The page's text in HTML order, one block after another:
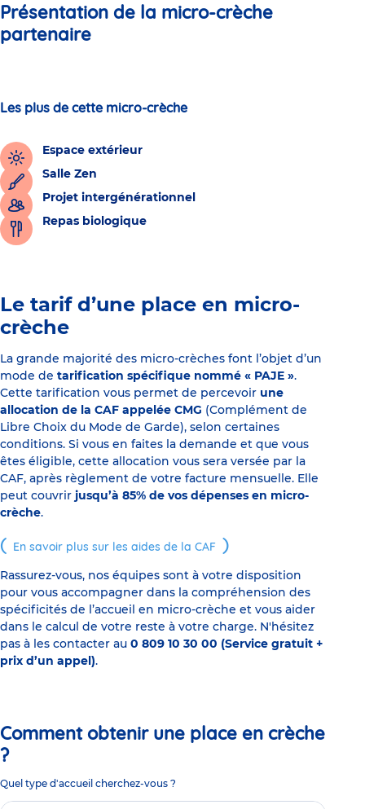
Présentation de la micro-crèche
partenaire
Les plus de cette micro-crèche
Espace extérieur
Salle Zen
Projet intergénérationnel
Repas biologique
Le tarif d’une place en micro-
crèche
La grande majorité des micro-crèches font l’objet d’un
mode de tarification spécifique nommé « PAJE ».
Cette tarification vous permet de percevoir une
allocation de la CAF appelée CMG (Complément de
Libre Choix du Mode de Garde), selon certaines
conditions. Si vous en faites la demande et que vous
êtes éligible, cette allocation vous sera versée par la
CAF, après règlement de votre facture mensuelle. Elle
peut couvrir jusqu’à 85% de vos dépenses en micro-
crèche.
En savoir plus sur les aides de la CAF
Rassurez-vous, nos équipes sont à votre disposition
pour vous accompagner dans la compréhension des
spécificités de l’accueil en micro-crèche et vous aider
dans le calcul de votre reste à votre charge. N'hésitez
pas à les contacter au 0 809 10 30 00 (Service gratuit +
prix d’un appel).
Comment obtenir une place en crèche
?
Quel type d'accueil cherchez-vous ?